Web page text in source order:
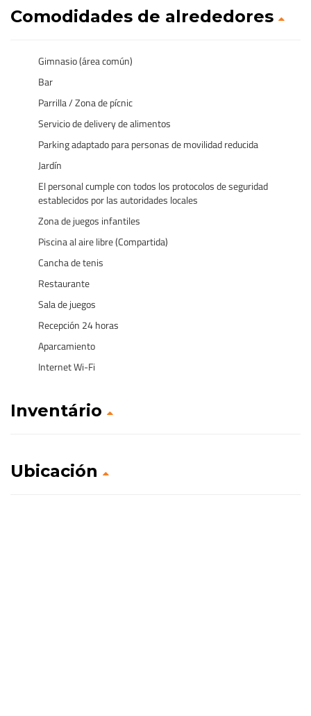
Comodidades de alrededores
Gimnasio (área común)
Bar
Parrilla / Zona de pícnic
Servicio de delivery de alimentos
Parking adaptado para personas de movilidad reducida
Jardín
El personal cumple con todos los protocolos de seguridad
establecidos por las autoridades locales
Zona de juegos infantiles
Piscina al aire libre (Compartida)
Cancha de tenis
Restaurante
Sala de juegos
Recepción 24 horas
Aparcamiento
Internet Wi-Fi
Inventário
Ubicación